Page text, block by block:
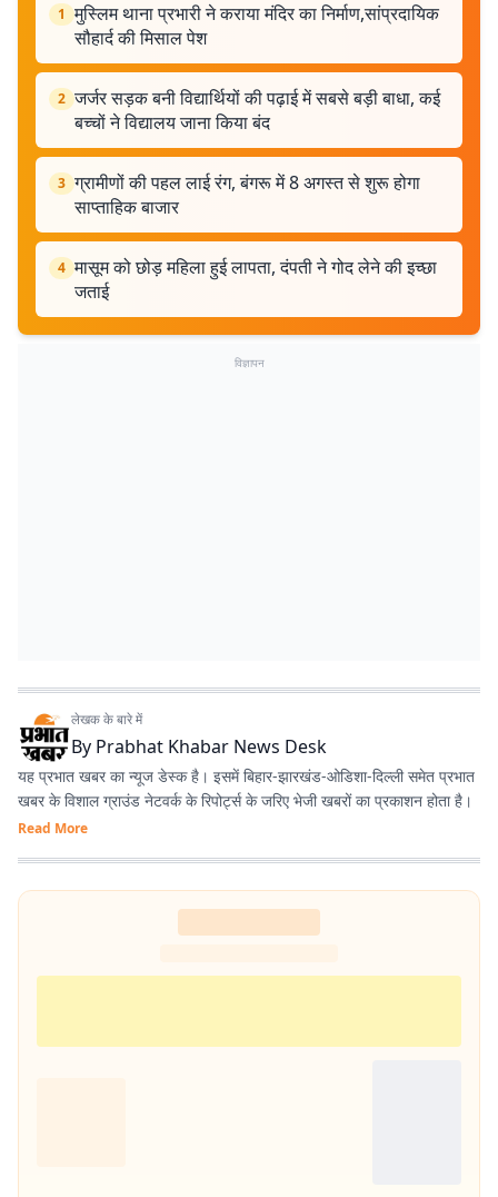
1 मुस्लिम थाना प्रभारी ने कराया मंदिर का निर्माण,सांप्रदायिक
सौहार्द की मिसाल पेश
2 जर्जर सड़क बनी विद्यार्थियों की पढ़ाई में सबसे बड़ी बाधा, कई
बच्चों ने विद्यालय जाना किया बंद
3 ग्रामीणों की पहल लाई रंग, बंगरू में 8 अगस्त से शुरू होगा
साप्ताहिक बाजार
4 मासूम को छोड़ महिला हुई लापता, दंपती ने गोद लेने की इच्छा
जताई
विज्ञापन
लेखक के बारे में
By Prabhat Khabar News Desk
यह प्रभात खबर का न्यूज डेस्क है। इसमें बिहार-झारखंड-ओडिशा-दिल्‍ली समेत प्रभात
खबर के विशाल ग्राउंड नेटवर्क के रिपोर्ट्स के जरिए भेजी खबरों का प्रकाशन होता है।
Read More